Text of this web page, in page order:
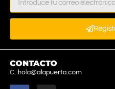
CONTACTO
C. hola@alapuerta.com